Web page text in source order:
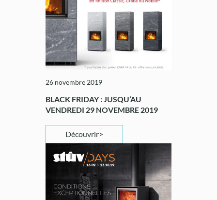
26 novembre 2019
BLACK FRIDAY : JUSQU’AU
VENDREDI 29 NOVEMBRE 2019
Découvrir